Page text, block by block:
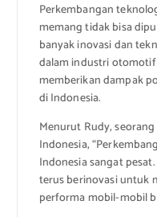
Perkembangan
memang tidak bisa
banyak inovasi dan
dalam industri otomotif
memberikan dampak
di Indonesia.
Menurut Rudy,
Indonesia,
Indonesia sangat
terus berinovasi untuk
performa mobil-mobil